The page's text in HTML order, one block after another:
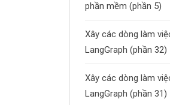
phần mềm (phần 5)
Xây các dòng làm
LangGraph (phần 32)
Xây các dòng làm
LangGraph (phần 31)